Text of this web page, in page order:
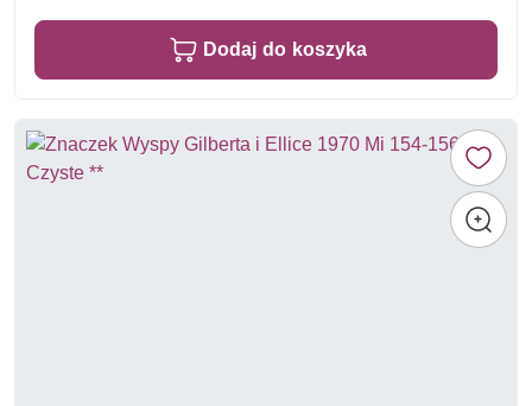
Dodaj do koszyka